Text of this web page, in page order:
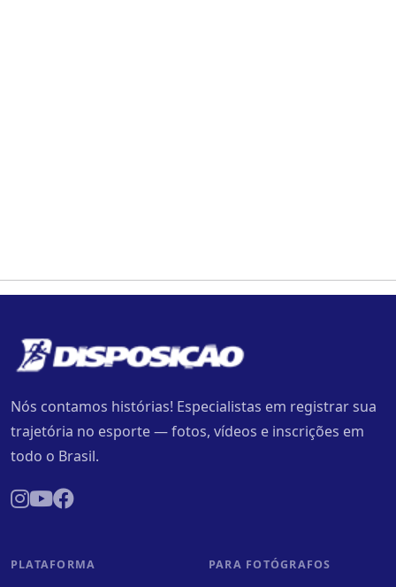
Nós contamos histórias! Especialistas em registrar sua
trajetória no esporte — fotos, vídeos e inscrições em
todo o Brasil.
PLATAFORMA PARA FOTÓGRAFOS